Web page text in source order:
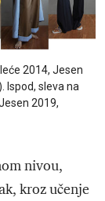
2014, Jesen
Ispod, sleva na
2019,
nivou,
kroz učenje